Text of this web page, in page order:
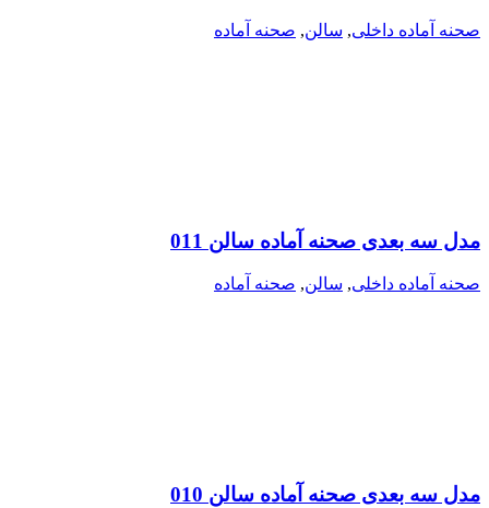
صحنه آماده داخلی, سالن, صحنه آماده
مدل سه بعدی صحنه آماده سالن 011
صحنه آماده داخلی, سالن, صحنه آماده
مدل سه بعدی صحنه آماده سالن 010